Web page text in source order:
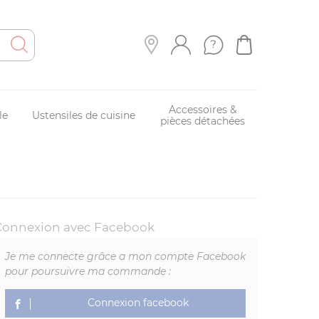
Ustensiles de cuisine
Accessoires &
pièces détachées
avec Facebook
Je me connecte grâce a mon compte Facebook
pour poursuivre ma commande :
Connexion facebook